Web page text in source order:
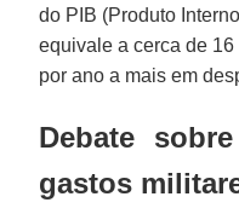
do PIB (Produto
equivale a cerca de
por ano a mais em
Debate
gastos